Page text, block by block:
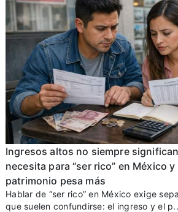
Ingresos altos no siempre
necesita para “ser rico” en México
patrimonio pesa más
Hablar de “ser rico” en México exige
que suelen confundirse: el ingreso y el